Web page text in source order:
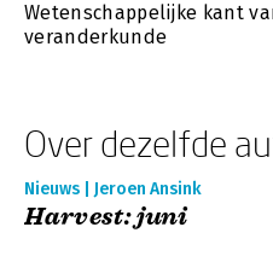
Wetenschappelijke kant
veranderkunde
Over dezelfde
Nieuws | Jeroen Ansink
Harvest: juni